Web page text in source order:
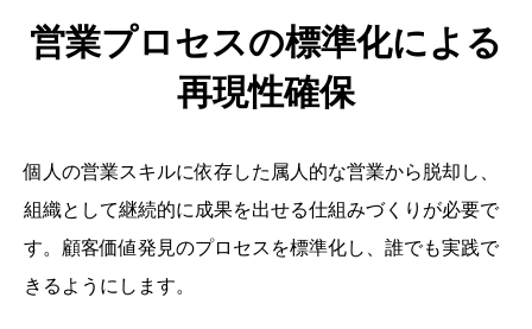
営業プロセスの標準化による
再現性確保
個人の営業スキルに依存した属人的な営業から脱却し、
組織として継続的に成果を出せる仕組みづくりが必要で
す。顧客価値発見のプロセスを標準化し、誰でも実践で
きるようにします。